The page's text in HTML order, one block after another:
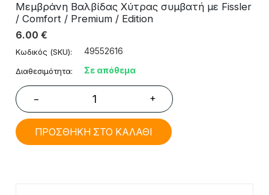
Μεμβράνη Βαλβίδας Χύτρας συμβατή με Fissler
/ Comfort / Premium / Edition
6.00 €
Κωδικός (SKU): 49552616
Διαθεσιμότητα: Σε απόθεμα
− +
ΠΡΟΣΘΗΚΗ ΣΤΟ ΚΑΛΑΘΙ